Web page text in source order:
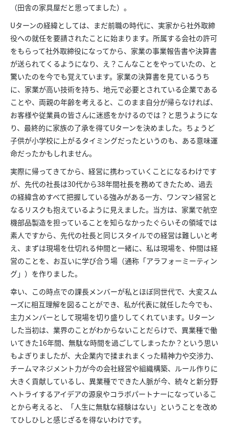
（田舎の家具屋だと思ってました）。
Uターンの経緯としては、まだ前職の時代に、実家から社外取締
役への就任を要請されたことに始まります。所属する会社の許可
をもらって社外取締役になってから、家業の事業報告書や決算書
が送られてくるようになり、え？こんなことをやっていたの、と
驚いたのを今でも覚えています。家業の決算書を見ているうち
に、家業が高い技術を持ち、地元で必要とされている企業である
ことや、両親の年齢を考えると、このまま自分が帰らなければ、
お客様や従業員の皆さんに迷惑をかけるのでは？と思うようにな
り、最終的に家族の了承を得てUターンを決めました。ちょうど
子供が小学校に上がるタイミングだったというのも、ある意味運
命だったかもしれません。
実際に帰ってきてから、経営に携わっていくことになるわけです
が、先代の社長は30代から38年間社長を務めてきたため、過去
の経緯含めすべて把握している強みがある一方、ワンマン経営と
なるリスクも抱えているように見えました。当方は、家業で航空
機部品製造を担っていることを知らなかったぐらいその領域では
素人ですから、先代の社長と同じスタイルでの経営は難しいと考
え、まずは現場を仕切れる仲間と一緒に、私は現場を、仲間は経
営のことを、お互いに学び合う場（通称「アラフォーミーティン
グ」）を作りました。
幸い、この時点での課長メンバーが私とほぼ同世代で、大変スム
ーズに相互理解を図ることができ、私が代表に就任した今でも、
主力メンバーとして現場を切り盛りしてくれています。Uターン
した当初は、業界のことがわからないことだらけで、異業種で働
いてきた16年間、無駄な時間を過ごしてしまったか？という思い
もよぎりましたが、大企業内で揉まれまくった精神力や交渉力、
チームマネジメント力が今の会社経営や組織構築、ルール作りに
大きく貢献しているし、異業種でできた人脈が今、続々と新分野
へトライするアイデアの源泉やコラボパートナーになっているこ
とから考えると、「人生に無駄な経験はない」ということを改め
てひしひしと感じざるを得ないわけです。